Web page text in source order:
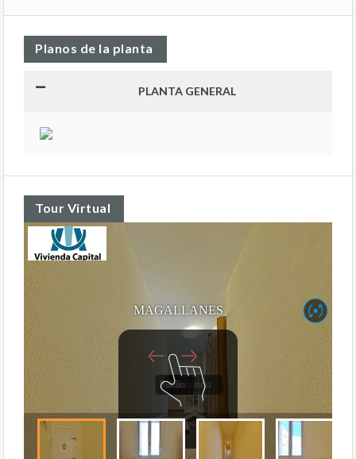
Planos de la planta
PLANTA GENERAL
Tour Virtual